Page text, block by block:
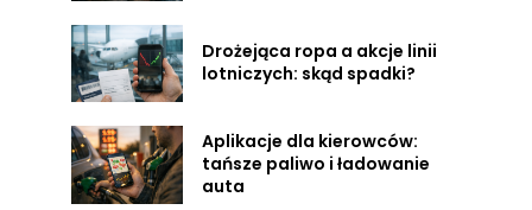
Drożejąca ropa a akcje linii
lotniczych: skąd spadki?
Aplikacje dla kierowców:
tańsze paliwo i ładowanie
auta